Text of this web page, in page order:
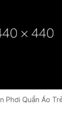
Mũ Chắn